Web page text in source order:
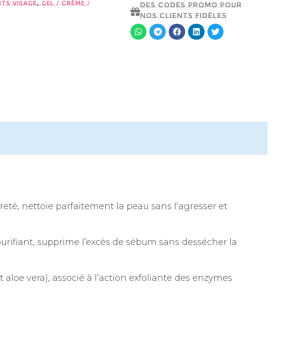
visage,Gel / Crème /
Des codes promo pour
nos clients fidèles
nettoie parfaitement la peau sans l’agresser et
supprime l’excès de sébum sans dessécher la
vera), associé à l’action exfoliante des enzymes